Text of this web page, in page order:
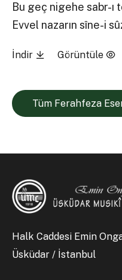
Bu geç nigehe sabr-ı
Evvel nazarın sîne-i
İndir Görüntüle
Tüm Ferahfeza
Halk Caddesi Emin
Üsküdar / İstanbul